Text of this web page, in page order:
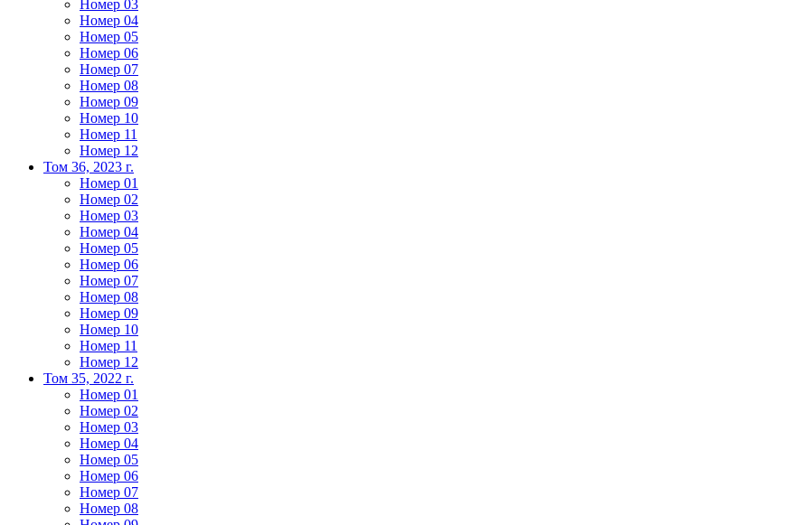
Номер 03
Номер 04
Номер 05
Номер 06
Номер 07
Номер 08
Номер 09
Номер 10
Номер 11
Номер 12
Том 36, 2023 г.
Номер 01
Номер 02
Номер 03
Номер 04
Номер 05
Номер 06
Номер 07
Номер 08
Номер 09
Номер 10
Номер 11
Номер 12
Том 35, 2022 г.
Номер 01
Номер 02
Номер 03
Номер 04
Номер 05
Номер 06
Номер 07
Номер 08